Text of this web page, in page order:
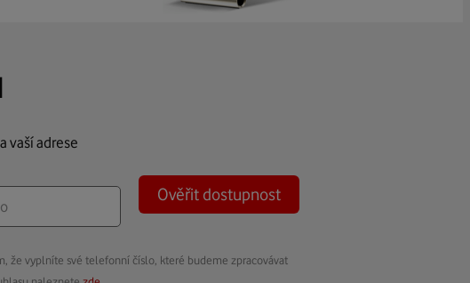
vaší adrese
Ověřit dostupnost
že vyplníte své telefonní číslo, které budeme zpracovávat